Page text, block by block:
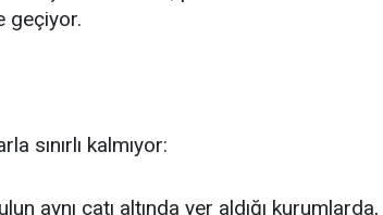
geçiyor.
sınırlı kalmıyor:
aynı çatı altında yer aldığı kurumlarda,